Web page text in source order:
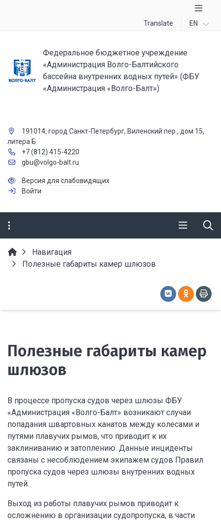
Translate EN
Федеральное бюджетное учреждение
«Администрация Волго-Балтийского
бассейна внутренних водных путей» (ФБУ
«Администрация «Волго-Балт»)
191014, город Санкт-Петербург, Виленский пер., дом 15,
литера Б
+7 (812) 415-4220
gbu@volgo-balt.ru
Версия для слабовидящих
Войти
Навигация
Полезные габариты камер шлюзов
Полезные габариты камер
шлюзов
В процессе пропуска судов через шлюзы ФБУ
«Администрация «Волго-Балт» возникают случаи
попадания швартовных канатов между колесами и
путями плавучих рымов, что приводит к их
заклиниванию и затоплению. Данные инциденты
связаны с несоблюдением экипажем судов Правил
пропуска судов через шлюзы внутренних водных
путей.
Выход из работы плавучих рымов приводит к
осложнению в организации судопропуска, в части